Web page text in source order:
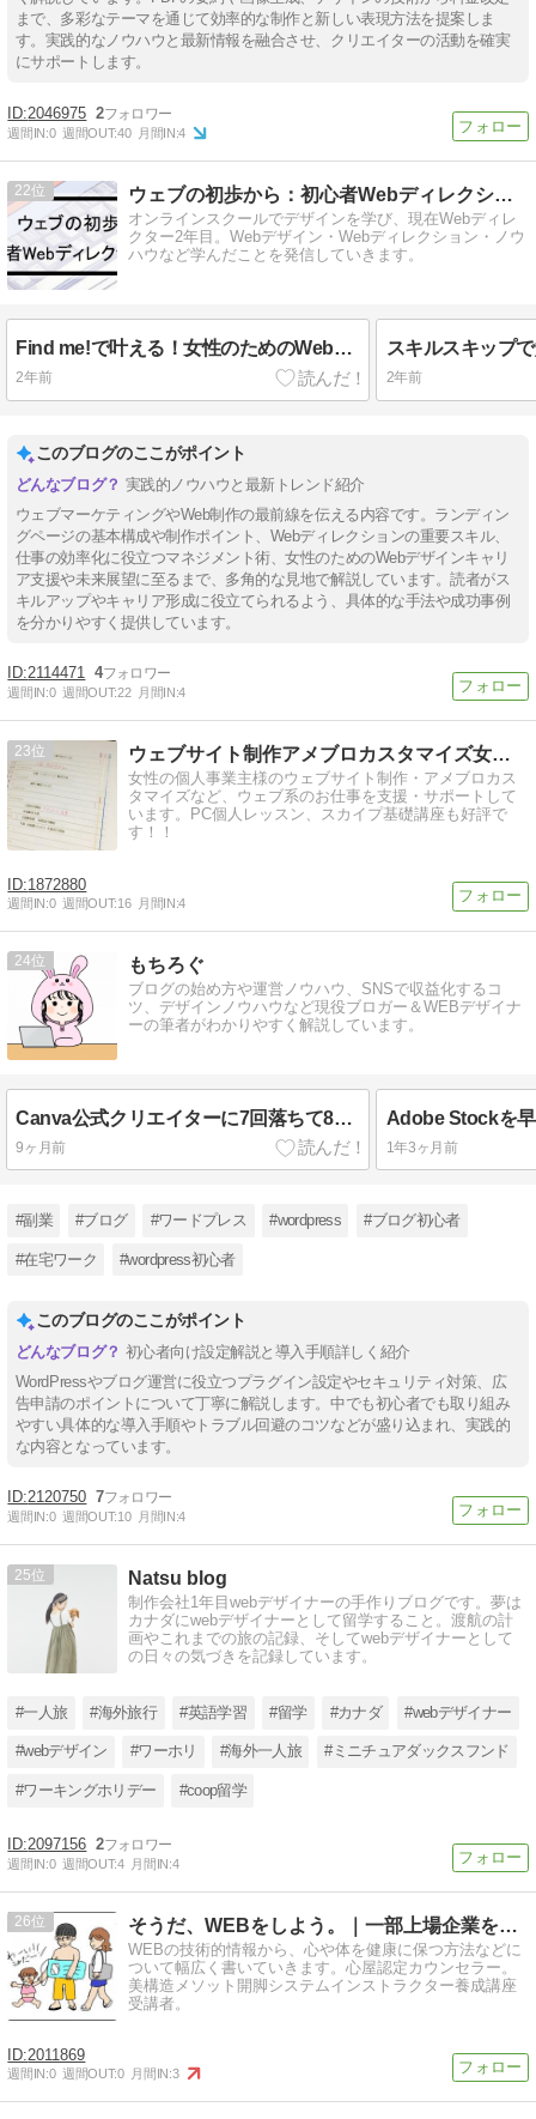
まで、多彩なテーマを通じて効率的な制作と新しい表現方法を提案しま
す。実践的なノウハウと最新情報を融合させ、クリエイターの活動を確実
にサポートします。
2046975 2
週間IN:0 週間OUT:40 月間IN:4
22 ウェブの初歩から：初心者Webディレクション -
オンラインスクールでデザインを学び、現在Webディレ
クター2年目。Webデザイン・Webディレクション・ノウ
ハウなど学んだことを発信していきます。
Find me!で叶える！女性のためのWebデザインキャリア
2年前 2年前
このブログのここがポイント
実践的ノウハウと最新トレンド紹介
ウェブマーケティングやWeb制作の最前線を伝える内容です。ランディン
グページの基本構成や制作ポイント、Webディレクションの重要スキル、
仕事の効率化に役立つマネジメント術、女性のためのWebデザインキャリ
ア支援や未来展望に至るまで、多角的な見地で解説しています。読者がス
キルアップやキャリア形成に役立てられるよう、具体的な手法や成功事例
を分かりやすく提供しています。
2114471 4
週間IN:0 週間OUT:22 月間IN:4
23 ウェブサイト制作アメブロカスタマイズ女性のお仕事をサポート！
女性の個人事業主様のウェブサイト制作・アメブロカス
タマイズなど、ウェブ系のお仕事を支援・サポートして
います。PC個人レッスン、スカイプ基礎講座も好評で
す！！
1872880
週間IN:0 週間OUT:16 月間IN:4
24 もちろぐ
ブログの始め方や運営ノウハウ、SNSで収益化するコ
ツ、デザインノウハウなど現役ブロガー＆WEBデザイナ
ーの筆者がわかりやすく解説しています。
Canva公式クリエイターに7回落ちて8回目で合格！受かるためにやったこと
9ヶ月前 1年3ヶ月前
#副業 #ブログ #ワードプレス #wordpress #ブログ初心者
#在宅ワーク #wordpress初心者
このブログのここがポイント
初心者向け設定解説と導入手順詳しく紹介
WordPressやブログ運営に役立つプラグイン設定やセキュリティ対策、広
告申請のポイントについて丁寧に解説します。中でも初心者でも取り組み
やすい具体的な導入手順やトラブル回避のコツなどが盛り込まれ、実践的
な内容となっています。
2120750 7
週間IN:0 週間OUT:10 月間IN:4
25 Natsu blog
制作会社1年目webデザイナーの手作りブログです。夢は
カナダにwebデザイナーとして留学すること。渡航の計
画やこれまでの旅の記録、そしてwebデザイナーとして
の日々の気づきを記録しています。
#一人旅 #海外旅行 #英語学習 #留学 #カナダ #webデザイナー
#webデザイン #ワーホリ #海外一人旅 #ミニチュアダックスフンド
#ワーキングホリデー #coop留学
2097156 2
週間IN:0 週間OUT:4 月間IN:4
26 そうだ、WEBをしよう。｜一部上場企業をやめてWEB担当に
WEBの技術的情報から、心や体を健康に保つ方法などに
ついて幅広く書いていきます。心屋認定カウンセラー。
美構造メソット開脚システムインストラクター養成講座
受講者。
2011869
週間IN:0 週間OUT:0 月間IN:3